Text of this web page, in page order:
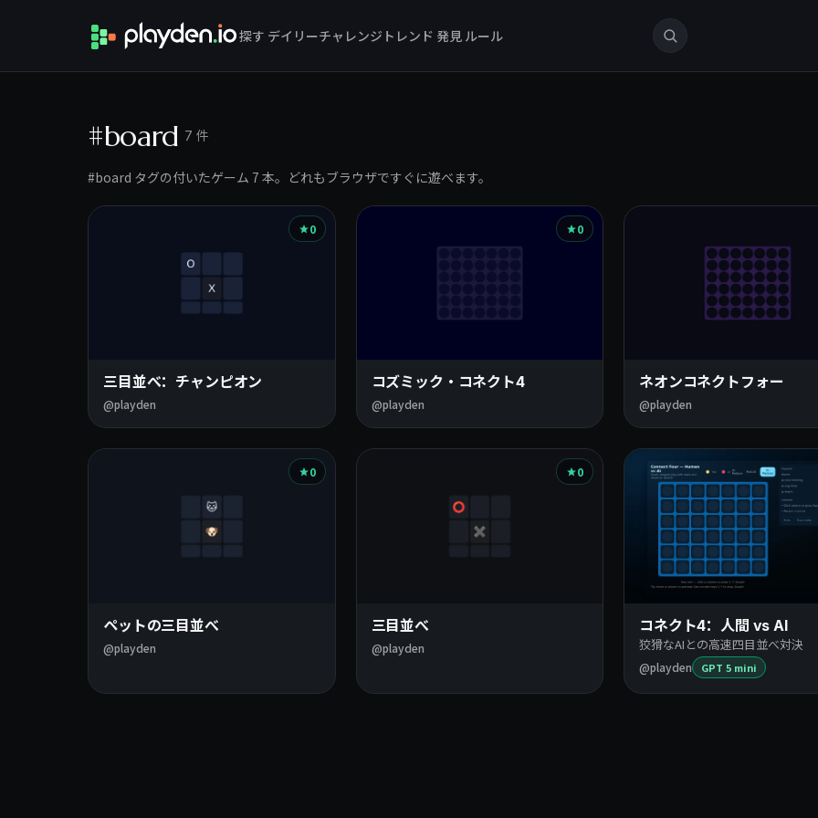
探す デイリーチャレンジ トレンド 発見 ルール
#board 7 件
#board タグの付いたゲーム 7 本。どれもブラウザですぐに遊べます。
0
三目並べ：チャンピオン
@playden
0
コズミック・コネクト4
@playden
ネオンコネクトフォー
@playden
0
ペットの三目並べ
@playden
0
三目並べ
@playden
コネクト4：人間 vs AI
狡猾なAIとの高速四目並べ対決
@playden GPT 5 mini